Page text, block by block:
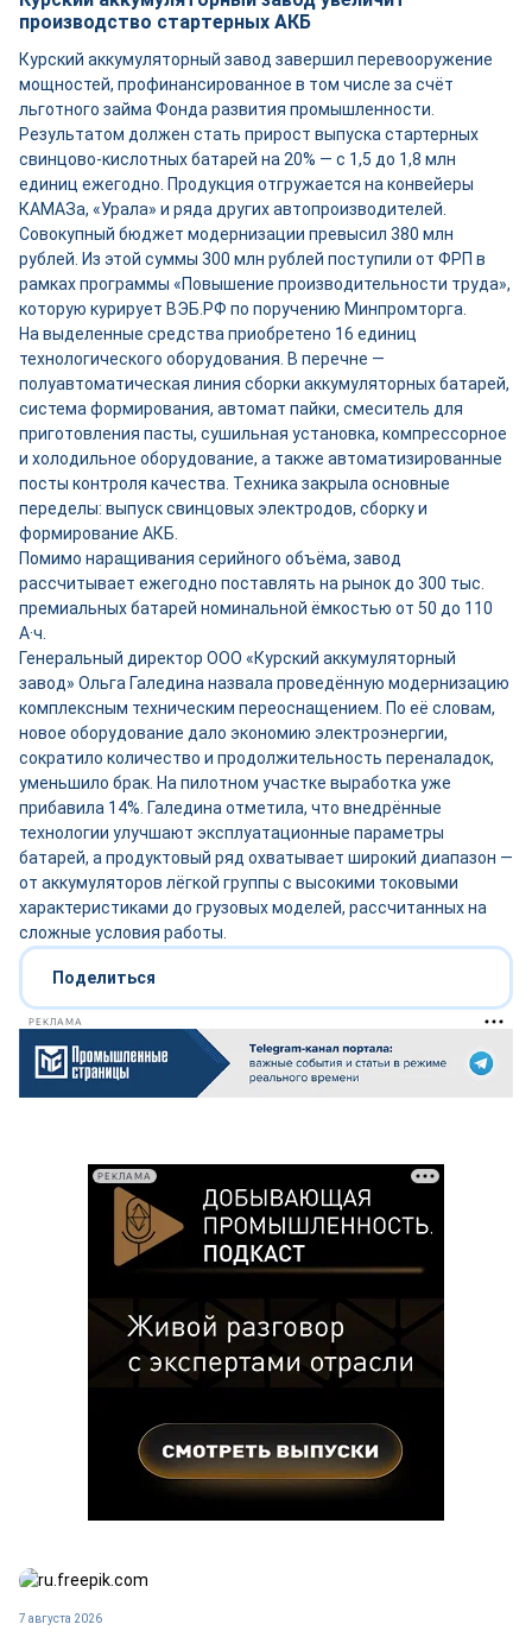
производство стартерных АКБ
Курский аккумуляторный завод завершил перевооружение
мощностей, профинансированное в том числе за счёт
льготного займа Фонда развития промышленности.
Результатом должен стать прирост выпуска стартерных
свинцово-кислотных батарей на 20% — с 1,5 до 1,8 млн
единиц ежегодно. Продукция отгружается на конвейеры
КАМАЗа, «Урала» и ряда других автопроизводителей.
Совокупный бюджет модернизации превысил 380 млн
рублей. Из этой суммы 300 млн рублей поступили от ФРП в
рамках программы «Повышение производительности труда»,
которую курирует ВЭБ.РФ по поручению Минпромторга.
На выделенные средства приобретено 16 единиц
технологического оборудования. В перечне —
полуавтоматическая линия сборки аккумуляторных батарей,
система формирования, автомат пайки, смеситель для
приготовления пасты, сушильная установка, компрессорное
и холодильное оборудование, а также автоматизированные
посты контроля качества. Техника закрыла основные
переделы: выпуск свинцовых электродов, сборку и
формирование АКБ.
Помимо наращивания серийного объёма, завод
рассчитывает ежегодно поставлять на рынок до 300 тыс.
премиальных батарей номинальной ёмкостью от 50 до 110
А·ч.
Генеральный директор ООО «Курский аккумуляторный
завод» Ольга Галедина назвала проведённую модернизацию
комплексным техническим переоснащением. По её словам,
новое оборудование дало экономию электроэнергии,
сократило количество и продолжительность переналадок,
уменьшило брак. На пилотном участке выработка уже
прибавила 14%. Галедина отметила, что внедрённые
технологии улучшают эксплуатационные параметры
батарей, а продуктовый ряд охватывает широкий диапазон —
от аккумуляторов лёгкой группы с высокими токовыми
характеристиками до грузовых моделей, рассчитанных на
сложные условия работы.
Поделиться
РЕКЛАМА
7 августа 2026
РЕКЛАМА